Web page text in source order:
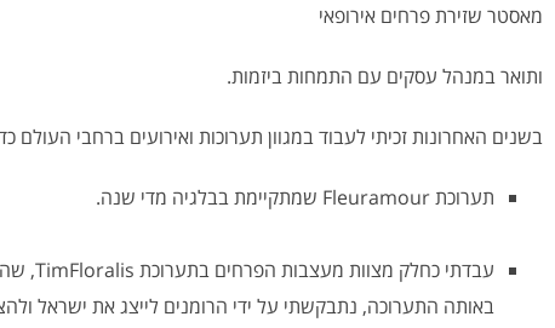
מאסטר שזירת פרחים אירופאי
ותואר במנהל עסקים עם התמחות ביזמות.
בשנים האחרונות זכיתי לעבוד במגוון תערוכות ואירועים ברחבי העולם
תערוכת Fleuramour שמתקיימת בבלגיה מדי שנה.
עבדתי כחלק מצוות מעצבות הפרחים בתערוכת TimFloralis, שהתקיימה בטימישאורה שברומניה.
באותה התערוכה, נתבקשתי על ידי הרומנים לייצג את ישראל